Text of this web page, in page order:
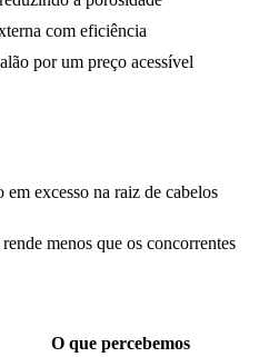
com eficiência
por um preço acessível
em excesso na raiz de cabelos
menos que os concorrentes
O que percebemos